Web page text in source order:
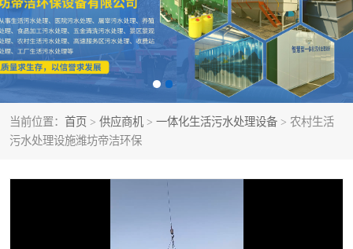
当前位置： 首页 > 供应商机 > 一体化生活污水处理设备 > 农村生活
污水处理设施潍坊帝洁环保
一体化提升泵站 屠宰肉食品加工污水处理
设备
一体化生活污水处理设备 学校污水处理设备
医院污水处理设备 喷涂废水油墨废水
玻璃钢一体化污水处理设 水性涂料加工污水处理设